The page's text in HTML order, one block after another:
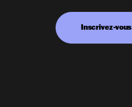
Inscrivez-vous